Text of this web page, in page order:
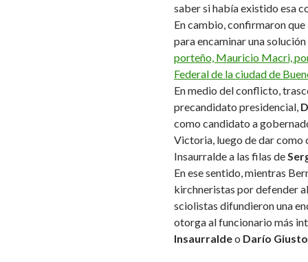
saber si había existido esa
En cambio, confirmaron
para encaminar una
porteño, Mauricio Macri,
Federal de la ciudad de
En medio del conflicto,
precandidato presidencial,
como candidato a
Victoria, luego de dar
Insaurralde a las filas de
En ese sentido, mientras
kirchneristas por defender
sciolistas difundieron una
otorga al funcionario más
Insaurraldeo Darío